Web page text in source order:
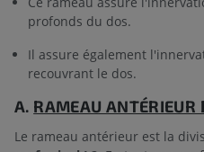
profonds du dos.
Il assure également
recouvrant le dos.
A. RAMEAU ANTÉRIEUR
Le rameau antérieur est la